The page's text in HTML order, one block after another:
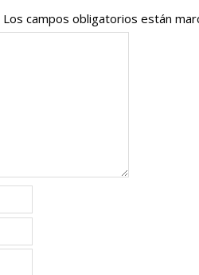
Los campos obligatorios están